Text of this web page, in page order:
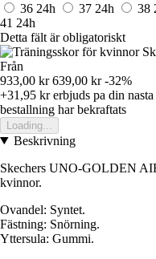
36 24h 37 24h 38
41 24h
Detta fält är obligatoriskt
Från
933,00 kr 639,00 kr -32%
+31,95 krerbjuds pa din
bestallning har bekraftats
Loading...
Beskrivning
Skechers UNO-GOLDEN
kvinnor.
Ovandel: Syntet.
Fästning: Snörning.
Yttersula: Gummi.